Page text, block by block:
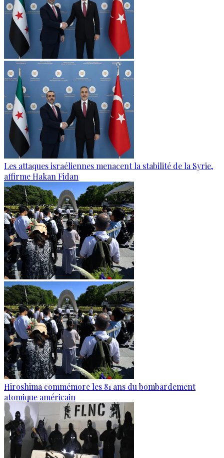
Les attaques israéliennes menacent la stabilité de la Syrie,
affirme Hakan Fidan
Hiroshima commémore les 81 ans du bombardement
atomique américain